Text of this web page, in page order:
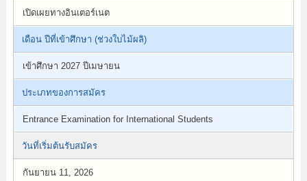
เปิดเผยทางอินเตอร์เนต
เดือน ปีที่เข้าศึกษา (ช่วงใบไม้ผลิ)
เข้าศึกษา 2027 ปีเมษายน
ประเภทของการสมัคร
Entrance Examination for International Students
วันที่เริ่มต้นรับสมัคร
กันยายน 11, 2026